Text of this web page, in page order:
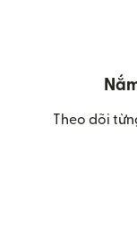
Theo dõi